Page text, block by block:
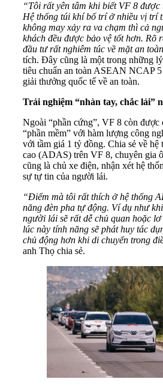
“Tôi rất yên tâm khi biết VF 8
Hệ thống túi khí bố trí ở nhiều vị trí
không may xảy ra va chạm thì cả
khách đều được bảo vệ tốt hơn. Rõ
đầu tư rất nghiêm túc về mặt an
tích. Đây cũng là một trong những
tiêu chuẩn an toàn ASEAN NCAP 5
giải thưởng quốc tế về an toàn.
Trải nghiệm “nhàn tay, chắc lái”
Ngoài “phần cứng”, VF 8 còn được
“phần mềm” với hàm lượng công
với tầm giá 1 tỷ đồng. Chia sẻ về hệ
cao (ADAS) trên VF 8, chuyên gia
cũng là chủ xe điện, nhận xét hệ
sự tự tin của người lái.
“Điểm mà tôi rất thích ở hệ thống
năng đèn pha tự động. Ví dụ như
người lái sẽ rất dễ chủ quan hoặc lơ
lúc này tính năng sẽ phát huy tác
chủ động hơn khi di chuyển trong
anh Thọ chia sẻ.